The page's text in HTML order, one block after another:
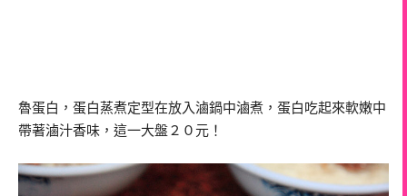
魯蛋白，蛋白蒸煮定型在放入滷鍋中滷煮，蛋白吃起來軟嫩中
帶著滷汁香味，這一大盤２０元！